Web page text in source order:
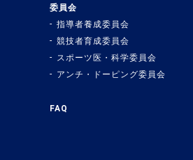
委員会
指導者養成委員会
競技者育成委員会
スポーツ医・科学委員会
アンチ・ドーピング委員会
FAQ